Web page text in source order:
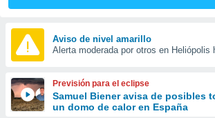
y
forma
digital
basada
Aviso de nivel amarillo
Alerta moderada por otros en Heliópolis
Previsión para el eclipse
Samuel Biener avisa de posibles
un domo de calor en España